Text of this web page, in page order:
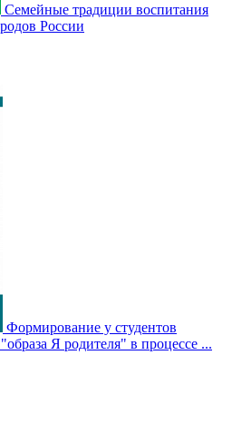
Семейные традиции воспитания
России
Формирование у студентов
Я родителя" в процессе ...